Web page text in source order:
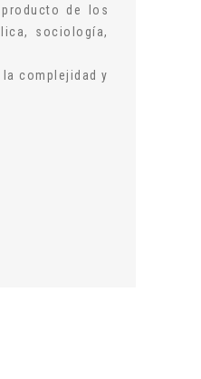
de los
sociología,
complejidad y